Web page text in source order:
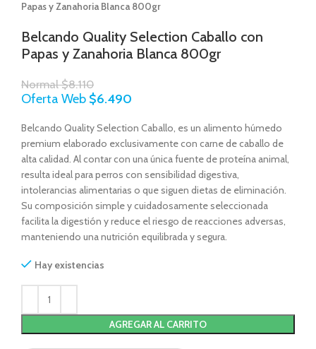
Papas y Zanahoria Blanca 800gr
Belcando Quality Selection Caballo con
Papas y Zanahoria Blanca 800gr
Normal$8.110
Oferta Web $6.490
Belcando Quality Selection Caballo, es un alimento húmedo
premium elaborado exclusivamente con carne de caballo de
alta calidad. Al contar con una única fuente de proteína animal,
resulta ideal para perros con sensibilidad digestiva,
intolerancias alimentarias o que siguen dietas de eliminación.
Su composición simple y cuidadosamente seleccionada
facilita la digestión y reduce el riesgo de reacciones adversas,
manteniendo una nutrición equilibrada y segura.
Hay existencias
AGREGAR AL CARRITO